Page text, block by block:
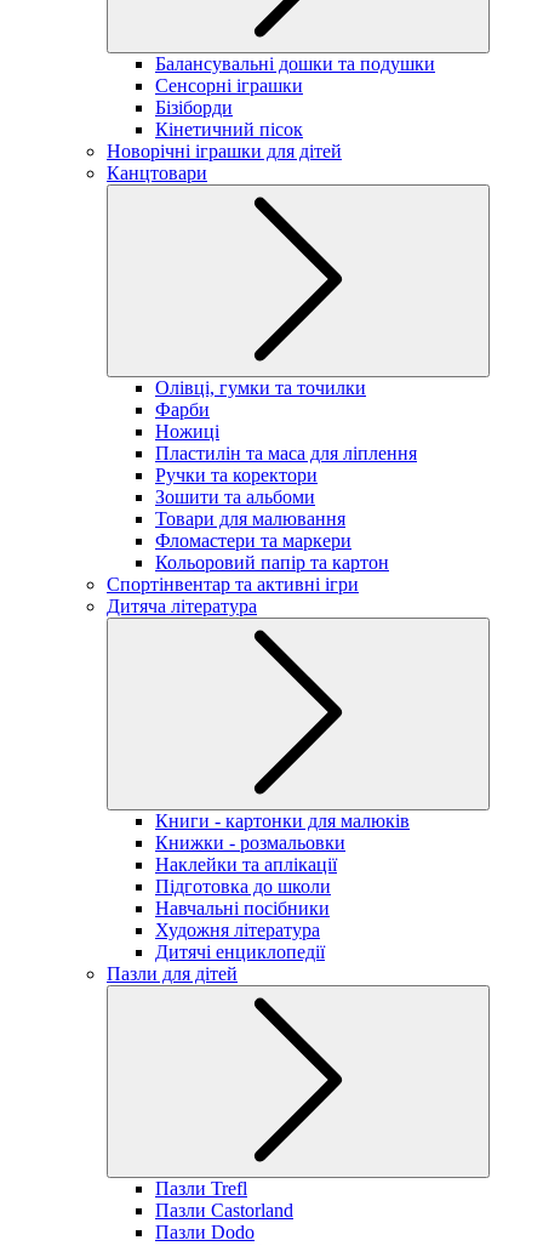
Балансувальні дошки та подушки
Сенсорні іграшки
Бізіборди
Кінетичний пісок
Новорічні іграшки для дітей
Канцтовари
Олівці, гумки та точилки
Фарби
Ножиці
Пластилін та маса для ліплення
Ручки та коректори
Зошити та альбоми
Товари для малювання
Фломастери та маркери
Кольоровий папір та картон
Спортінвентар та активні ігри
Дитяча література
Книги - картонки для малюків
Книжки - розмальовки
Наклейки та аплікації
Підготовка до школи
Навчальні посібники
Художня література
Дитячі енциклопедії
Пазли для дітей
Пазли Trefl
Пазли Castorland
Пазли Dodo